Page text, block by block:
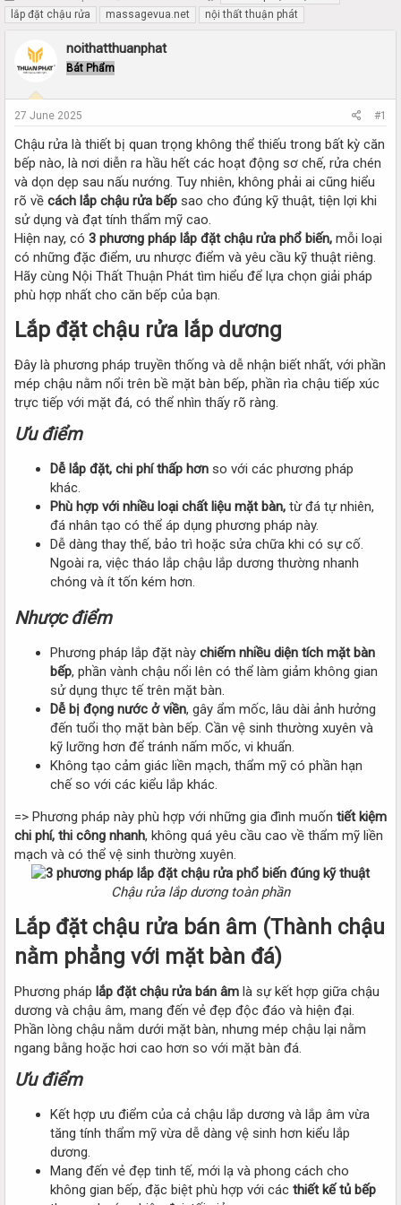
h
r
d
a
r
e
r
t
a
r
lắp đặt chậu rửa
massagevua.net nội thất thuận phát
noithatthuanphat
Bát Phẩm
27 June 2025 #1
Chậu rửa là thiết bị quan trọng không thể thiếu trong bất kỳ căn
bếp nào, là nơi diễn ra hầu hết các hoạt động sơ chế, rửa chén
và dọn dẹp sau nấu nướng. Tuy nhiên, không phải ai cũng hiểu
rõ về cách lắp chậu rửa bếp sao cho đúng kỹ thuật, tiện lợi khi
sử dụng và đạt tính thẩm mỹ cao.
Hiện nay, có 3 phương pháp lắp đặt chậu rửa phổ biến, mỗi loại
có những đặc điểm, ưu nhược điểm và yêu cầu kỹ thuật riêng.
Hãy cùng Nội Thất Thuận Phát tìm hiểu để lựa chọn giải pháp
phù hợp nhất cho căn bếp của bạn.
Lắp đặt chậu rửa lắp dương
Đây là phương pháp truyền thống và dễ nhận biết nhất, với phần
mép chậu nằm nổi trên bề mặt bàn bếp, phần rìa chậu tiếp xúc
trực tiếp với mặt đá, có thể nhìn thấy rõ ràng.
Ưu điểm
Dễ lắp đặt, chi phí thấp hơn so với các phương pháp
khác.
Phù hợp với nhiều loại chất liệu mặt bàn, từ đá tự nhiên,
đá nhân tạo có thể áp dụng phương pháp này.
Dễ dàng thay thế, bảo trì hoặc sửa chữa khi có sự cố.
Ngoài ra, việc tháo lắp chậu lắp dương thường nhanh
chóng và ít tốn kém hơn.
Nhược điểm
Phương pháp lắp đặt này chiếm nhiều diện tích mặt bàn
bếp, phần vành chậu nổi lên có thể làm giảm không gian
sử dụng thực tế trên mặt bàn.
Dễ bị đọng nước ở viền, gây ẩm mốc, lâu dài ảnh hưởng
đến tuổi thọ mặt bàn bếp. Cần vệ sinh thường xuyên và
kỹ lưỡng hơn để tránh nấm mốc, vi khuẩn.
Không tạo cảm giác liền mạch, thẩm mỹ có phần hạn
chế so với các kiểu lắp khác.
=> Phương pháp này phù hợp với những gia đình muốn tiết kiệm
chi phí, thi công nhanh, không quá yêu cầu cao về thẩm mỹ liền
mạch và có thể vệ sinh thường xuyên.
Chậu rửa lắp dương toàn phần
Lắp đặt chậu rửa bán âm (Thành chậu
nằm phẳng với mặt bàn đá)
Phương pháp lắp đặt chậu rửa bán âm là sự kết hợp giữa chậu
dương và chậu âm, mang đến vẻ đẹp độc đáo và hiện đại.
Phần lòng chậu nằm dưới mặt bàn, nhưng mép chậu lại nằm
ngang bằng hoặc hơi cao hơn so với mặt bàn đá.
Ưu điểm
Kết hợp ưu điểm của cả chậu lắp dương và lắp âm vừa
tăng tính thẩm mỹ vừa dễ dàng vệ sinh hơn kiểu lắp
dương.
Mang đến vẻ đẹp tinh tế, mới lạ và phong cách cho
không gian bếp, đặc biệt phù hợp với các thiết kế tủ bếp